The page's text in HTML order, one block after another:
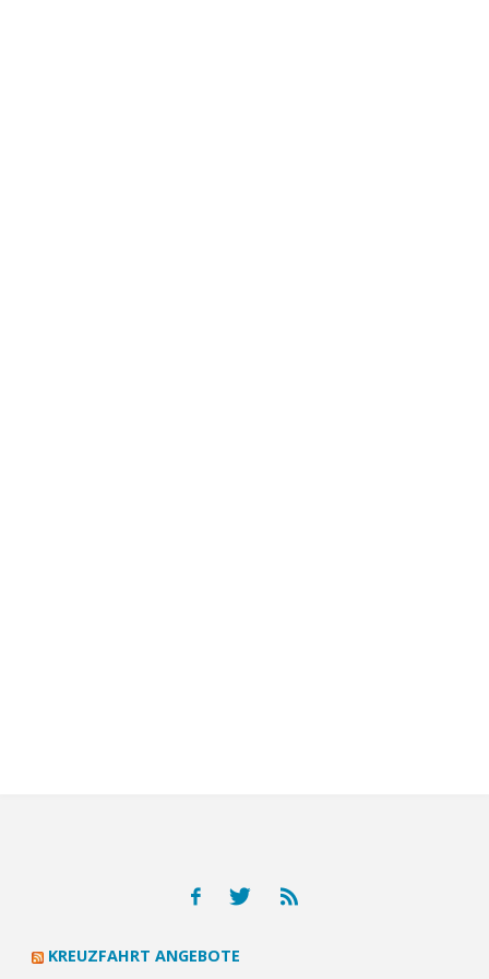
KREUZFAHRT ANGEBOTE